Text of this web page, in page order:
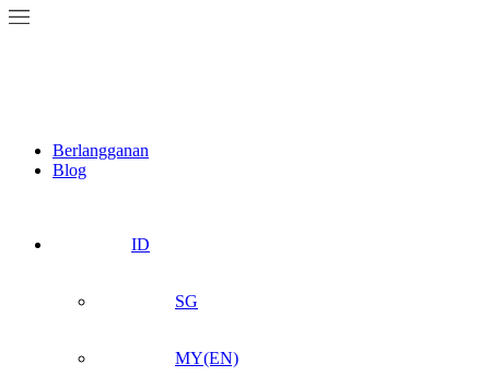
Berlangganan
Blog
ID
SG
MY(EN)